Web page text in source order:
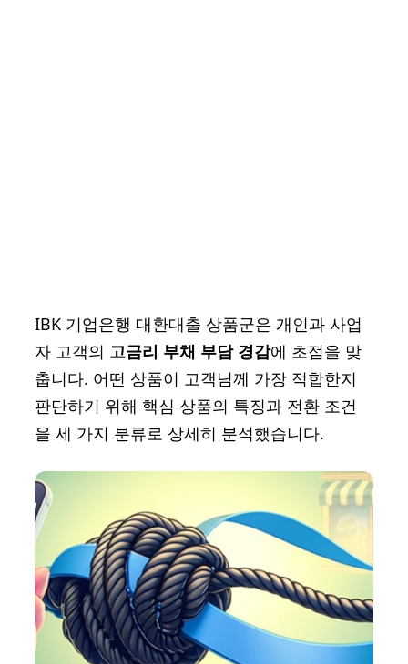
IBK 기업은행 대환대출 상품군은 개인과 사업
자 고객의 고금리 부채 부담 경감에 초점을 맞
춥니다. 어떤 상품이 고객님께 가장 적합한지
판단하기 위해 핵심 상품의 특징과 전환 조건
을 세 가지 분류로 상세히 분석했습니다.